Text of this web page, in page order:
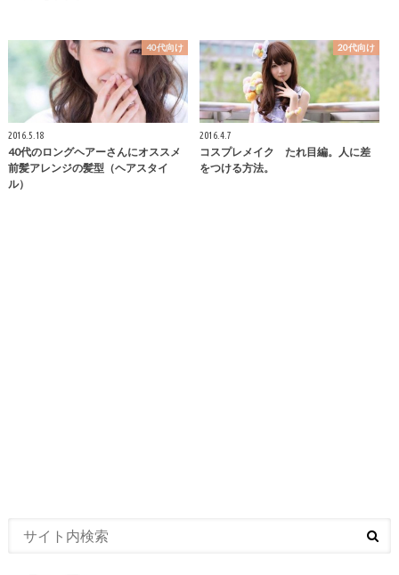
40代向け
2016.5.18
40代のロングヘアーさんにオススメ
前髪アレンジの髪型（ヘアスタイ
ル）
20代向け
2016.4.7
コスプレメイク たれ目編。人に差
をつける方法。